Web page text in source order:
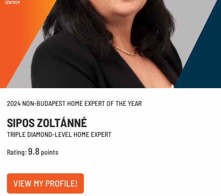
2024 NON-BUDAPEST HOME EXPERT OF THE YEAR
SIPOS ZOLTÁNNÉ
TRIPLE DIAMOND-LEVEL HOME EXPERT
Rating:9.8 points
VIEW MY PROFILE!